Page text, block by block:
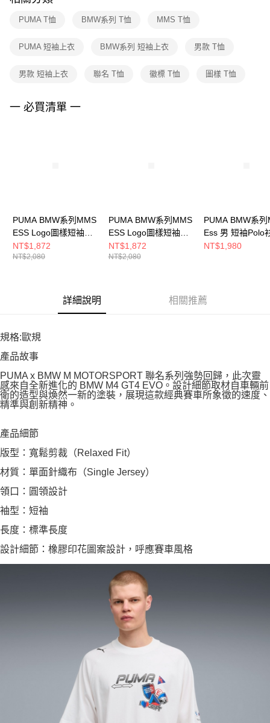
是否繳費成功／繳費後需取消欲退款等相關疑問，請聯繫「AFTEE先享後付
客戶支援中心」
https://netprotections.freshdesk.com/support/home
１．透過由恩沛科技股份有限公司提供之「AFTEE先享後付」服務完成之交
權轉讓予恩沛科技股份有限公司。
３．未成年的使用者請事先徵得法定代理人或監護人之同意方可使用
「AFTEE先享後付」，若未經同意申辦者引起之損失，本公司不負相關責
PUMA T恤 BMW系列 T恤 MMS T恤
PUMA 短袖上衣 BMW系列 短袖上衣 男款 T恤
男款 短袖上衣 聯名 T恤 徽標 T恤 圖樣 T恤
一 必買清單 一
PUMA BMW系列MMS
ESS Logo圖樣短袖
Polo衫(M) 男 短袖
POLO 63490003
NT$1,872
NT$2,080
PUMA BMW系列MMS
ESS Logo圖樣短袖
Polo衫(M) 男 短袖
POLO 63490001
NT$1,872
NT$2,080
PUMA BMW系列
Ess 男 短袖Polo
62131201
NT$1,980
詳細說明 相關推薦
規格:歐規
產品故事
PUMA x BMW M MOTORSPORT 聯名系列強勢回歸，此次靈
感來自全新進化的 BMW M4 GT4 EVO。設計細節取材自車輛前
衛的造型與煥然一新的塗裝，展現這款經典賽車所象徵的速度、
精準與創新精神。
產品細節
版型：寬鬆剪裁（Relaxed Fit）
材質：單面針織布（Single Jersey）
領口：圓領設計
袖型：短袖
長度：標準長度
設計細節：橡膠印花圖案設計，呼應賽車風格